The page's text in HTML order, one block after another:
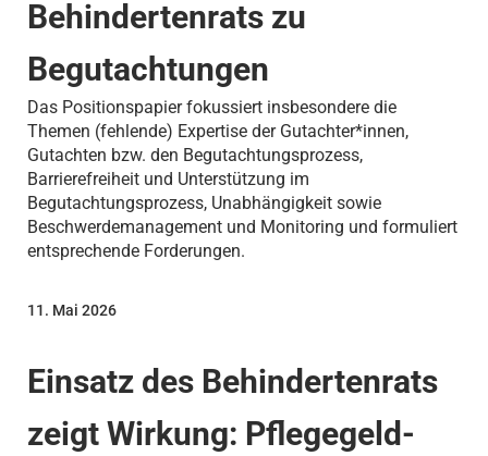
Behindertenrats zu
Begutachtungen
Das Positionspapier fokussiert insbesondere die
Themen (fehlende) Expertise der Gutachter*innen,
Gutachten bzw. den Begutachtungsprozess,
Barrierefreiheit und Unterstützung im
Begutachtungsprozess, Unabhängigkeit sowie
Beschwerdemanagement und Monitoring und formuliert
entsprechende Forderungen.
Einsatz des Behindertenrats
zeigt Wirkung: Pflegegeld-
11. Mai 2026